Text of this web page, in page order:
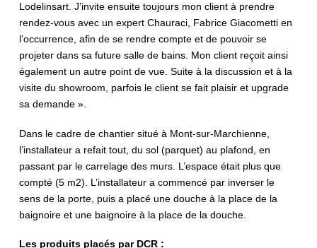
Lodelinsart. J’invite ensuite toujours mon client à prendre
rendez-vous avec un expert Chauraci, Fabrice Giacometti en
l’occurrence, afin de se rendre compte et de pouvoir se
projeter dans sa future salle de bains. Mon client reçoit ainsi
également un autre point de vue. Suite à la discussion et à la
visite du showroom, parfois le client se fait plaisir et upgrade
sa demande ».
Dans le cadre de chantier situé à Mont-sur-Marchienne,
l’installateur a refait tout, du sol (parquet) au plafond, en
passant par le carrelage des murs. L’espace était plus que
compté (5 m2). L’installateur a commencé par inverser le
sens de la porte, puis a placé une douche à la place de la
baignoire et une baignoire à la place de la douche.
Les produits placés par DCR :